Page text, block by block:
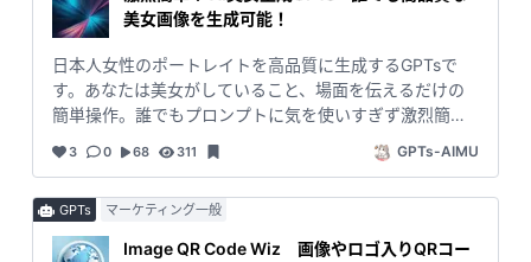
を塗ることでお子さまの創造力を引き出し、想像の世界
を広げます。集中力や色彩感覚も自然と向上します。 親
子の絆を深める：一緒にぬりえを楽しむことで、親子の
コミュニケーションが深まり、楽しい思い出が増えま
す。 安心・安全：子どもたちのために安全に配慮したデ
美女画像を生成可能！
日本人女性のポートレイトを高品質に生成するGPTsで
す。あなたは美女がしていること、場面を伝えるだけの
簡単操作。誰でもプロンプトに気を使いすぎず激烈簡単
だけます。
3 0 68 311 GPTs-AIMU
GPTs マーケティング一般
Image QR Code Wiz 画像やロゴ入りQRコー